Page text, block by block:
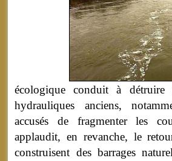
écologique conduit à détruire
hydrauliques anciens,
accusés de fragmenter les
applaudit, en revanche, le
construisent des barrages